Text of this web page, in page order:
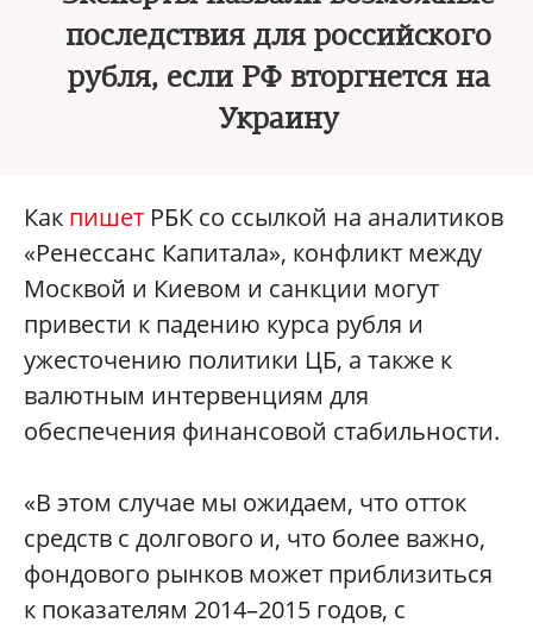
последствия для российского
рубля, если РФ вторгнется на
Украину
Как пишет РБК со ссылкой на аналитиков
«Ренессанс Капитала», конфликт между
Москвой и Киевом и санкции могут
привести к падению курса рубля и
ужесточению политики ЦБ, а также к
валютным интервенциям для
обеспечения финансовой стабильности.
«В этом случае мы ожидаем, что отток
средств с долгового и, что более важно,
фондового рынков может приблизиться
к показателям 2014–2015 годов, с